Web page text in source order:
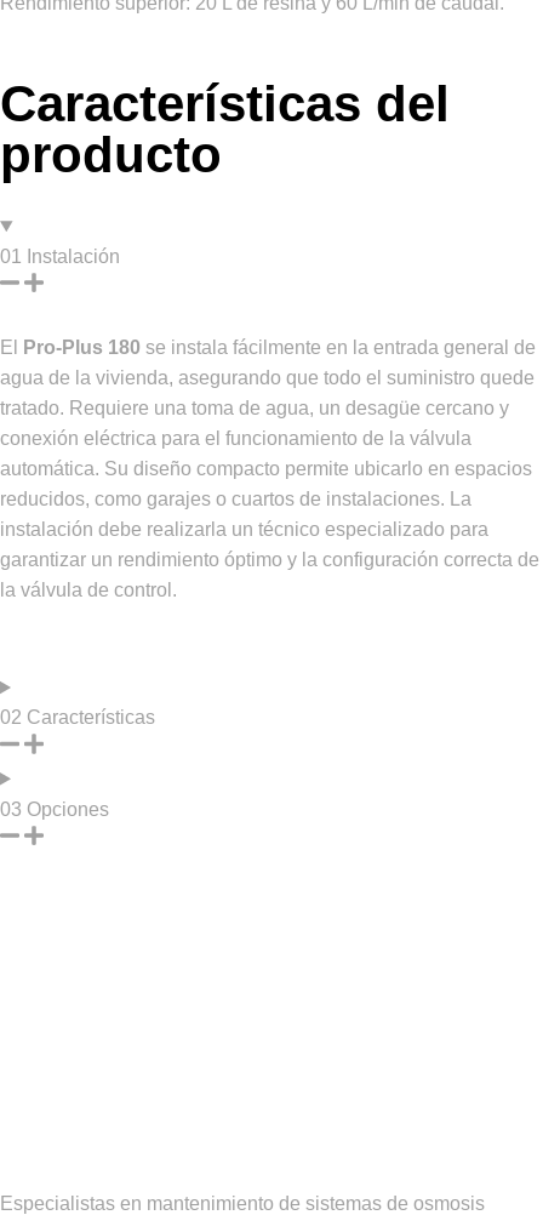
Características del
producto
01 Instalación
El Pro-Plus 180 se instala fácilmente en la entrada general de
agua de la vivienda, asegurando que todo el suministro quede
tratado. Requiere una toma de agua, un desagüe cercano y
conexión eléctrica para el funcionamiento de la válvula
automática. Su diseño compacto permite ubicarlo en espacios
reducidos, como garajes o cuartos de instalaciones. La
instalación debe realizarla un técnico especializado para
garantizar un rendimiento óptimo y la configuración correcta de
la válvula de control.
02 Características
03 Opciones
Especialistas en mantenimiento de sistemas de osmosis